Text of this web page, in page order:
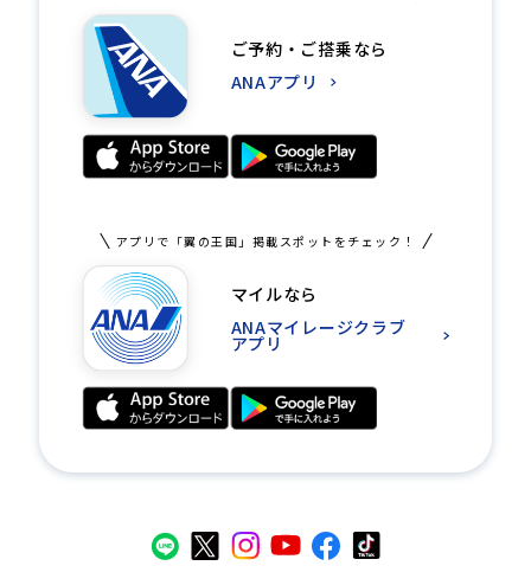
ご予約・ご搭乗なら
ANAアプリ
アプリで「翼の王国」掲載スポットをチェック！
マイルなら
ANAマイレージクラブ
アプリ